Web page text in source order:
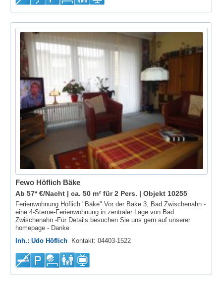
Fewo Höflich Bäke
Ab 57* €/Nacht | ca. 50 m² für 2 Pers. | Objekt 10255
Ferienwohnung Höflich "Bäke" Vor der Bäke 3, Bad Zwischenahn -
eine 4-Sterne-Ferienwohnung in zentraler Lage von Bad
Zwischenahn -Für Details besuchen Sie uns gern auf unserer
homepage - Danke
Inh.: Udo Höflich
Kontakt: 04403-1522